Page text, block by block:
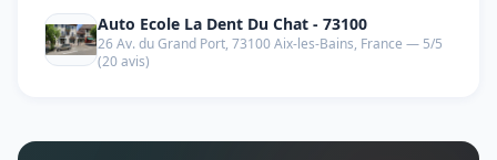
Auto Ecole La Dent Du Chat - 73100
26 Av. du Grand Port, 73100 Aix-les-Bains, France — 5/5
(20 avis)